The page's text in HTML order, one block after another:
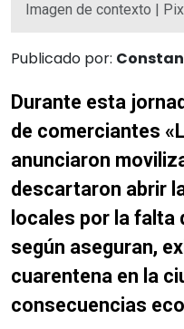
Imagen de contexto |
Publicado por:
Durante esta
de comerciantes
anunciaron
descartaron abrir
locales por la falta
según aseguran,
cuarentena en la
consecuencias